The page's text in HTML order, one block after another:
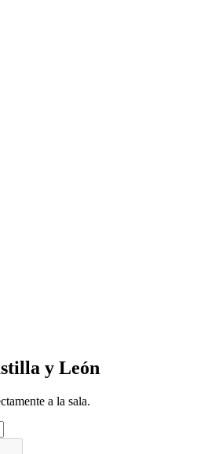
y León
a la sala.